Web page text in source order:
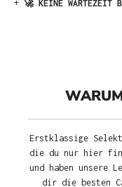
+ 🚀 KEINE WARTEZEIT
Erstklassige
die du nur hier
und haben unsere
dir die besten